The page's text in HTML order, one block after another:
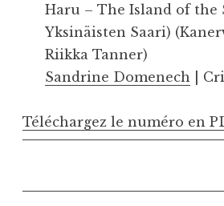
Haru – The Island of the
Yksinäisten Saari)
Riikka Tanner)
Sandrine Domenech |
Téléchargez le numéro en